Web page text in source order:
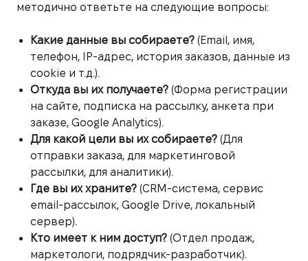
методично ответьте на следующие вопросы:
Какие данные вы собираете? (Email, имя,
телефон, IP-адрес, история заказов, данные из
cookie и т.д.).
Откуда вы их получаете? (Форма регистрации
на сайте, подписка на рассылку, анкета при
заказе, Google Analytics).
Для какой цели вы их собираете? (Для
отправки заказа, для маркетинговой
рассылки, для аналитики).
Где вы их храните? (CRM-система, сервис
email-рассылок, Google Drive, локальный
сервер).
Кто имеет к ним доступ? (Отдел продаж,
маркетологи, подрядчик-разработчик).